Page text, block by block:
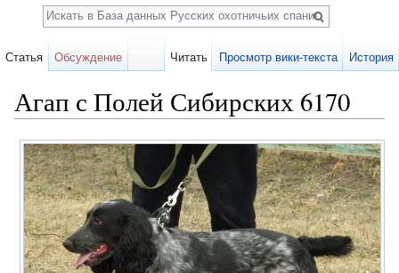
Агап с Полей Сибирских 6170
Карточка
собаки
Статья Обсуждение Читать Просмотр вики-текста История
Поиск